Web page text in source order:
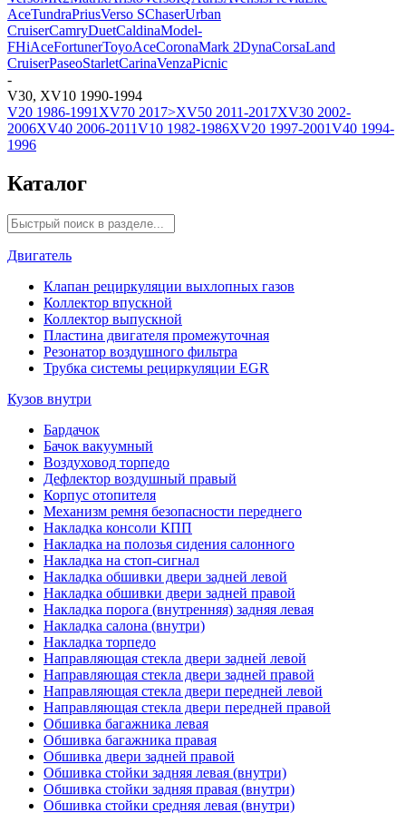
AceTundraPriusVerso SChaserUrban
CruiserCamryDuetCaldinaModel-
FHiAceFortunerToyoAceCoronaMark 2DynaCorsaLand
CruiserPaseoStarletCarinaVenzaPicnic
-
V30, XV10 1990-1994
V20 1986-1991 XV70 2017>XV50 2011-2017XV30 2002-
2006XV40 2006-2011V10 1982-1986XV20 1997-2001V40 1994-
1996
Каталог
Двигатель
Клапан рециркуляции выхлопных газов
Коллектор впускной
Коллектор выпускной
Пластина двигателя промежуточная
Резонатор воздушного фильтра
Трубка системы рециркуляции EGR
Кузов внутри
Бардачок
Бачок вакуумный
Воздуховод торпедо
Дефлектор воздушный правый
Корпус отопителя
Механизм ремня безопасности переднего
Накладка консоли КПП
Накладка на полозья сидения салонного
Накладка на стоп-сигнал
Накладка обшивки двери задней левой
Накладка обшивки двери задней правой
Накладка порога (внутренняя) задняя левая
Накладка салона (внутри)
Накладка торпедо
Направляющая стекла двери задней левой
Направляющая стекла двери задней правой
Направляющая стекла двери передней левой
Направляющая стекла двери передней правой
Обшивка багажника левая
Обшивка багажника правая
Обшивка двери задней правой
Обшивка стойки задняя левая (внутри)
Обшивка стойки задняя правая (внутри)
Обшивка стойки средняя левая (внутри)